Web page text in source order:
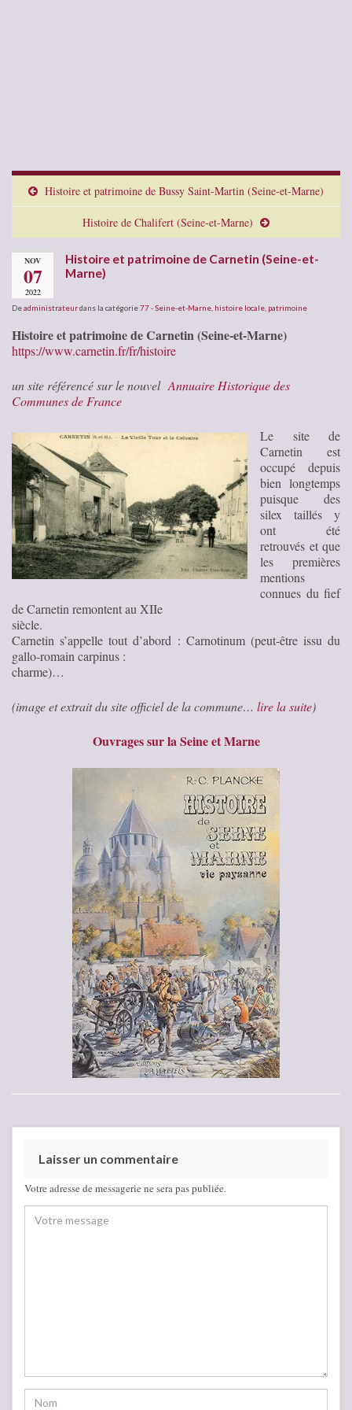
Histoire et patrimoine de Bussy Saint-Martin (Seine-et-Marne)
Histoire de Chalifert (Seine-et-Marne)
NOV
07
2022
Histoire et patrimoine de Carnetin (Seine-et-
Marne)
Deadministrateurdans la catégorie77 - Seine-et-Marne histoire locale patrimoine
Histoire et patrimoine de Carnetin (Seine-et-Marne)
https://www.carnetin.fr/fr/histoire
un site référencé sur le nouvel Annuaire Historique des
Communes de France
Le site de
Carnetin est
occupé depuis
bien longtemps
puisque des
silex taillés y
ont été
retrouvés et que
les premières
mentions
connues du fief
de Carnetin remontent au XIIe
siècle.
Carnetin s’appelle tout d’abord : Carnotinum (peut-être issu du
gallo-romain carpinus :
charme)…
(image et extrait du site officiel de la commune… lire la suite)
Ouvrages sur la Seine et Marne
Laisser un commentaire
Votre adresse de messagerie ne sera pas publiée.